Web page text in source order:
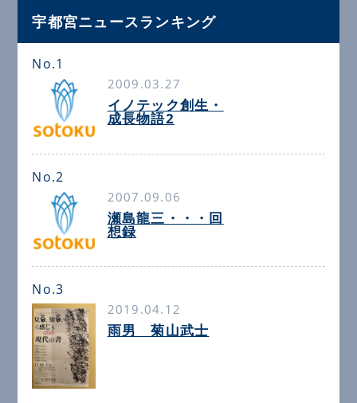
宇都宮ニュースランキング
No.1
2009.03.27
イノテック創生・
成長物語2
No.2
2007.09.06
瀬島龍三・・・回
想録
No.3
2019.04.12
雨男 菊山武士